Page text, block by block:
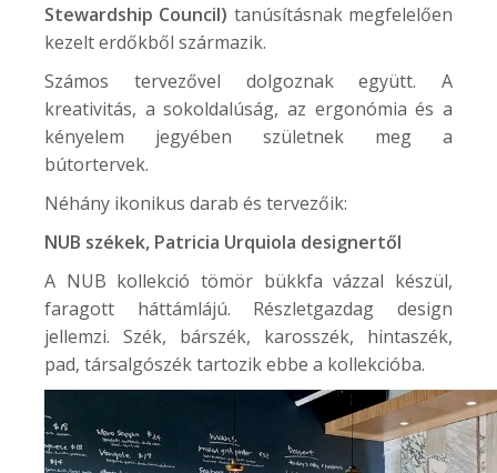
Stewardship Council) tanúsításnak megfelelően
kezelt erdőkből származik.
Számos tervezővel dolgoznak együtt. A
kreativitás, a sokoldalúság, az ergonómia és a
kényelem jegyében születnek meg a
bútortervek.
Néhány ikonikus darab és tervezőik:
NUB székek, Patricia Urquiola designertől
A NUB kollekció tömör bükkfa vázzal készül,
faragott háttámlájú. Részletgazdag design
jellemzi. Szék, bárszék, karosszék, hintaszék,
pad, társalgószék tartozik ebbe a kollekcióba.